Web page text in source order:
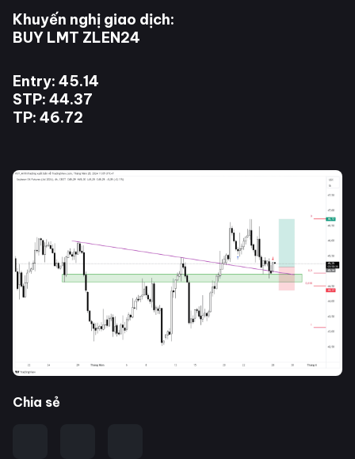
Khuyến nghị giao dịch:
BUY LMT ZLEN24
Entry: 45.14
STP: 44.37
TP: 46.72
Chia sẻ